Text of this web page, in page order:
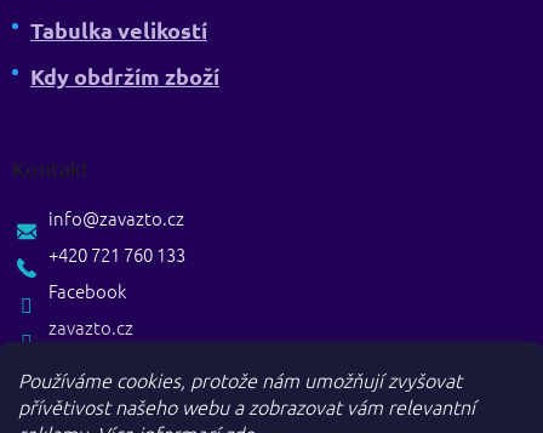
Používáme cookies, protože nám umožňují zvyšovat
přívětivost našeho webu a zobrazovat vám relevantní
Tabulka velikostí
Kdy obdržím zboží
Kontakt
zavazto.cz
info@zavazto.cz
+420 721 760 133
Facebook